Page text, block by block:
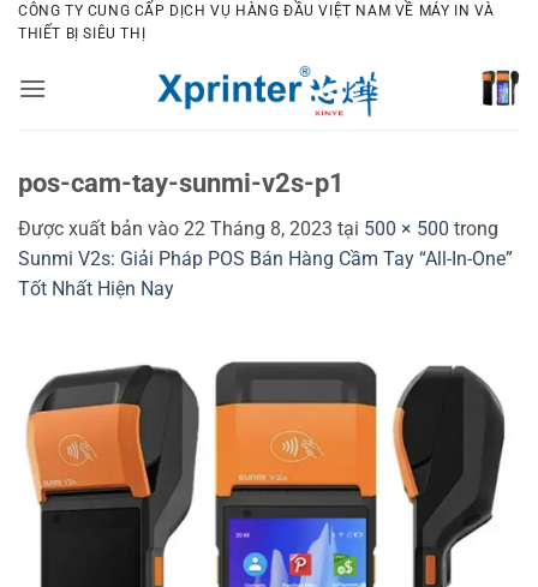
Bỏ
qua
dung
CÔNG TY CUNG CẤP DỊCH VỤ HÀNG ĐẦU VIỆT NAM VỀ MÁY IN VÀ
THIẾT BỊ SIÊU THỊ
pos-cam-tay-sunmi-v2s-p1
Được xuất bản vào 22 Tháng 8, 2023 tại 500 × 500 trong
Sunmi V2s: Giải Pháp POS Bán Hàng Cầm Tay “All-In-One”
Tốt Nhất Hiện Nay